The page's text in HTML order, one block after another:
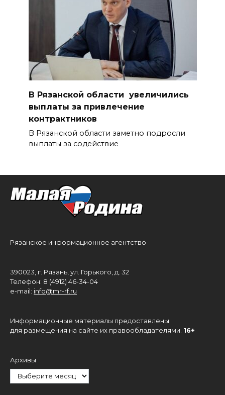
В Рязанской области увеличились
выплаты за привлечение
контрактников
В Рязанской области заметно подросли
выплаты за содействие
Рязанское информационное агентство
390023, г. Рязань, ул. Горького, д. 32
Телефон: 8 (4912) 46-34-04
e-mail: info@mr-rf.ru
Информационные материалы предоставлены
для размещения на сайте их правообладателями. 16+
Архивы